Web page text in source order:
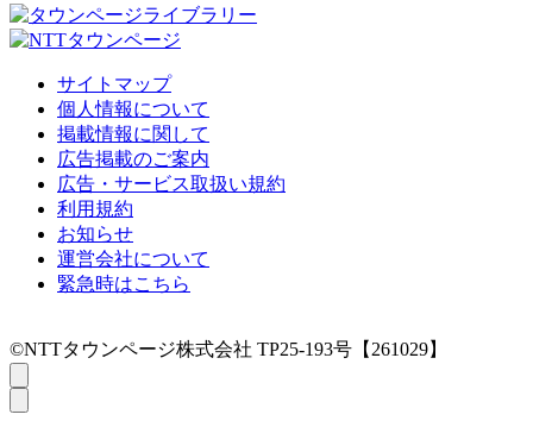
サイトマップ
個人情報について
掲載情報に関して
広告掲載のご案内
広告・サービス取扱い規約
利用規約
お知らせ
運営会社について
緊急時はこちら
©NTTタウンページ株式会社 TP25-193号【261029】